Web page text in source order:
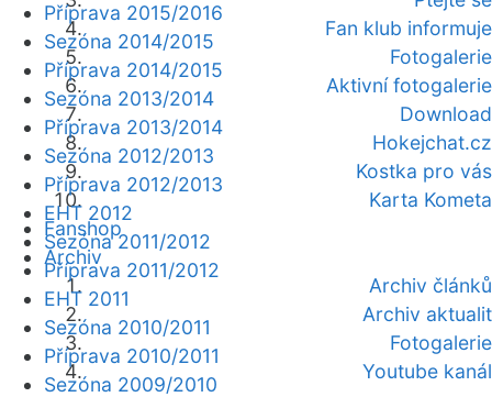
Fan klub informuje
Fotogalerie
Aktivní fotogalerie
Download
Hokejchat.cz
Kostka pro vás
Karta Kometa
Fanshop
Archiv
Archiv článků
Archiv aktualit
Fotogalerie
Youtube kanál
Příprava 2015/2016
Sezóna 2014/2015
Příprava 2014/2015
Sezóna 2013/2014
Příprava 2013/2014
Sezóna 2012/2013
Příprava 2012/2013
EHT 2012
Sezóna 2011/2012
Příprava 2011/2012
EHT 2011
Sezóna 2010/2011
Příprava 2010/2011
Sezóna 2009/2010